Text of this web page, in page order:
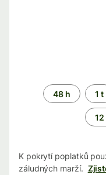
Časové
období
48 h 1 t
12
K pokrytí poplatků
záludných marží.